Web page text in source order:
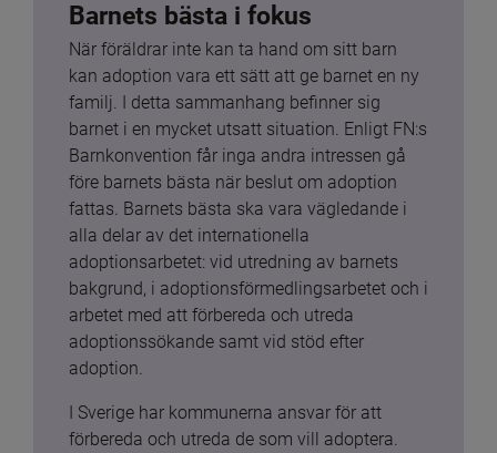
Barnets bästa i fokus
När föräldrar inte kan ta hand om sitt barn
kan adoption vara ett sätt att ge barnet en ny
familj. I detta sammanhang befinner sig
barnet i en mycket utsatt situation. Enligt FN:s
Barnkonvention får inga andra intressen gå
före barnets bästa när beslut om adoption
fattas. Barnets bästa ska vara vägledande i
alla delar av det internationella
adoptionsarbetet: vid utredning av barnets
bakgrund, i adoptionsförmedlingsarbetet och i
arbetet med att förbereda och utreda
adoptionssökande samt vid stöd efter
adoption.
I Sverige har kommunerna ansvar för att
förbereda och utreda de som vill adoptera.